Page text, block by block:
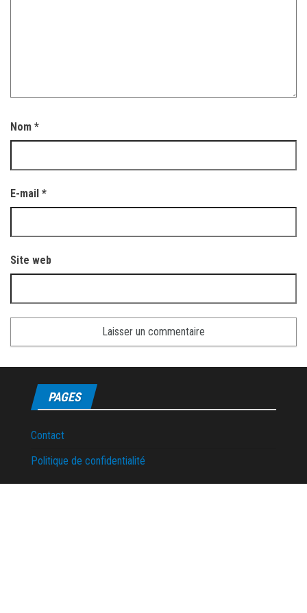
Nom *
E-mail *
Site web
PAGES
Contact
Politique de confidentialité